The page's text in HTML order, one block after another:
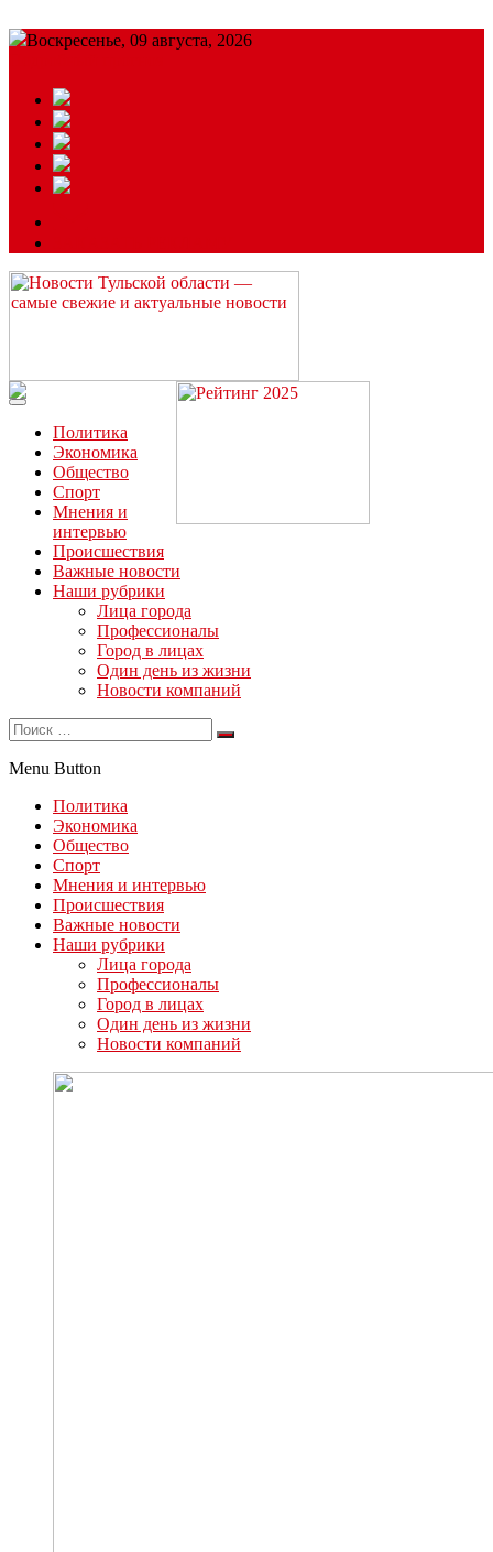
Воскресенье, 09 августа, 2026
Читайте последние новости дня в Тульской области на сайте
“ЗаНовомосковск”
Политика
Экономика
Общество
Спорт
Мнения и
интервью
Происшествия
Важные новости
Наши рубрики
Лица города
Профессионалы
Город в лицах
Один день из жизни
Новости компаний
Menu Button
Политика
Экономика
Общество
Спорт
Мнения и интервью
Происшествия
Важные новости
Наши рубрики
Лица города
Профессионалы
Город в лицах
Один день из жизни
Новости компаний